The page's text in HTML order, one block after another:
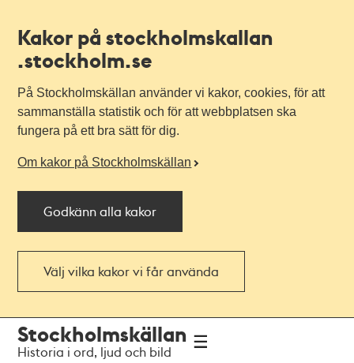
Kakor på stockholmskallan
.stockholm.se
På Stockholmskällan använder vi kakor, cookies, för att
sammanställa statistik och för att webbplatsen ska
fungera på ett bra sätt för dig.
Om kakor på Stockholmskällan
Godkänn alla kakor
Välj vilka kakor vi får använda
navigationen
huvudinnehållet
Stockholmskällan
Historia i ord, ljud och bild